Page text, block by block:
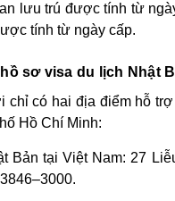
lưu trú được tính từ
tính từ ngày cấp.
sơ visa du lịch Nhật
chỉ có hai địa điểm hỗ
Hồ Chí Minh:
Bản tại Việt Nam: 27